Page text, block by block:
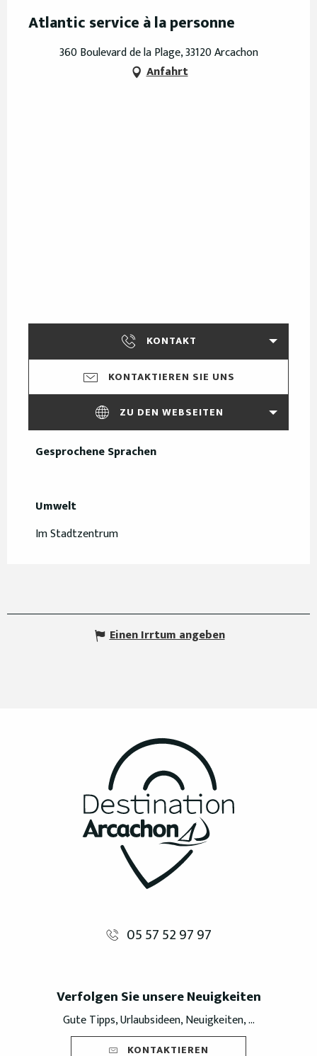
Atlantic service à la personne
360 Boulevard de la Plage, 33120 Arcachon
Anfahrt
KONTAKT
KONTAKTIEREN SIE UNS
ZU DEN WEBSEITEN
Gesprochene Sprachen
Gesprochene Sprachen
Umwelt
Umwelt
Im Stadtzentrum
Einen Irrtum angeben
05 57 52 97 97
Verfolgen Sie unsere Neuigkeiten
Gute Tipps, Urlaubsideen, Neuigkeiten, ...
KONTAKTIEREN